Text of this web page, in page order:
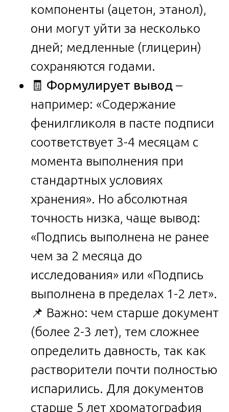
компоненты (ацетон, этанол),
они могут уйти за несколько
дней; медленные (глицерин)
сохраняются годами.
🧾 Формулирует вывод –
например: «Содержание
фенилгликоля в пасте подписи
соответствует 3-4 месяцам с
момента выполнения при
стандартных условиях
хранения». Но абсолютная
точность низка, чаще вывод:
«Подпись выполнена не ранее
чем за 2 месяца до
исследования» или «Подпись
выполнена в пределах 1-2 лет».
📌 Важно: чем старше документ
(более 2-3 лет), тем сложнее
определить давность, так как
растворители почти полностью
испарились. Для документов
старше 5 лет хроматография